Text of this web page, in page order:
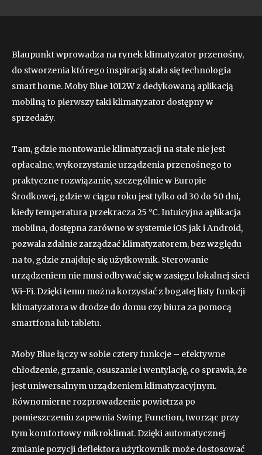
Blaupunkt wprowadza na rynek klimatyzator przenośny,
do stworzenia którego inspiracją stała się technologia
smart home. Moby Blue 1012W z dedykowaną aplikacją
mobilną to pierwszy taki klimatyzator dostępny w
sprzedaży.
Tam, gdzie montowanie klimatyzacji na stałe nie jest
opłacalne, wykorzystanie urządzenia przenośnego to
praktyczne rozwiązanie, szczególnie w Europie
Środkowej, gdzie w ciągu roku jest tylko od 30 do 50 dni,
kiedy temperatura przekracza 25 °C. Intuicyjna aplikacja
mobilna, dostępna zarówno w systemie iOS jak i Android,
pozwala zdalnie zarządzać klimatyzatorem, bez względu
na to, gdzie znajduje się użytkownik. Sterowanie
urządzeniem nie musi odbywać się w zasięgu lokalnej sieci
Wi-Fi. Dzięki temu można korzystać z bogatej listy funkcji
klimatyzatora w drodze do domu czy biura za pomocą
smartfona lub tabletu.
Moby Blue łączy w sobie cztery funkcje – efektywne
chłodzenie, grzanie, osuszanie i wentylację, co sprawia, że
jest uniwersalnym urządzeniem klimatyzacyjnym.
Równomierne rozprowadzenie powietrza po
pomieszczeniu zapewnia Swing Function, tworząc przy
tym komfortowy mikroklimat. Dzięki automatycznej
zmianie pozycji deflektora użytkownik może dostosować